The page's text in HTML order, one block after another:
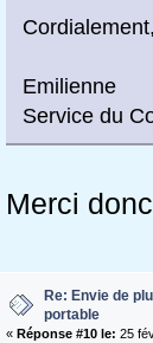
Emilienne
Service du
Merci
Re: Envie de
portable
« Réponse #10 le: 25